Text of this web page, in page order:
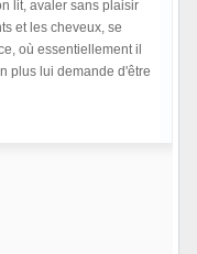
lit, avaler sans plaisir
et les cheveux, se
où essentiellement il
plus lui demande d'être